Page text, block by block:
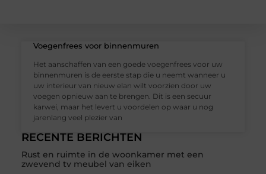
RECENTE BERICHTEN
Rust en ruimte in de woonkamer met een
zwevend tv meubel van eiken
Voegenfrees voor binnenmuren
Het aanschaffen van een goede voegenfrees voor uw
binnenmuren is de eerste stap die u neemt wanneer u
uw interieur van nieuw elan wilt voorzien door uw
voegen opnieuw aan te brengen. Dit is een secuur
karwei, maar het levert u voordelen op waar u nog
jarenlang veel plezier van